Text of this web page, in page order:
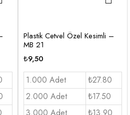
Plastik Cetvel Özel Kesimli –
MB 21
₺9,50
1.000 Adet
₺27.80
2.000 Adet
₺17.50
3.000 Adet
₺13.90